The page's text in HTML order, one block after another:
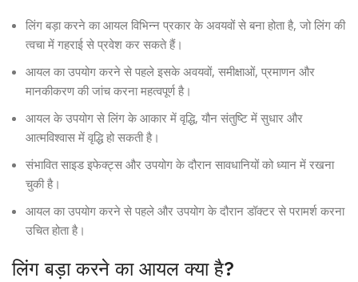
लिंग बड़ा करने का आयल विभिन्न प्रकार के अवयवों से बना होता है, जो लिंग की
त्वचा में गहराई से प्रवेश कर सकते हैं।
आयल का उपयोग करने से पहले इसके अवयवों, समीक्षाओं, प्रमाणन और
मानकीकरण की जांच करना महत्वपूर्ण है।
आयल के उपयोग से लिंग के आकार में वृद्धि, यौन संतुष्टि में सुधार और
आत्मविश्वास में वृद्धि हो सकती है।
संभावित साइड इफेक्ट्स और उपयोग के दौरान सावधानियों को ध्यान में रखना
चुकी है।
आयल का उपयोग करने से पहले और उपयोग के दौरान डॉक्टर से परामर्श करना
उचित होता है।
लिंग बड़ा करने का आयल क्या है?